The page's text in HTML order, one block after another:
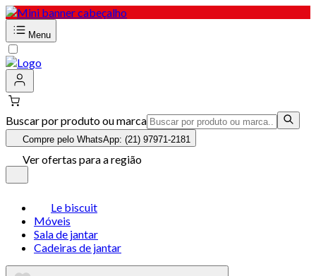
Menu
Buscar por produto ou marca
Compre pelo WhatsApp: (21) 97971-2181
Ver ofertas para a região
Le biscuit
Móveis
Sala de jantar
Cadeiras de jantar